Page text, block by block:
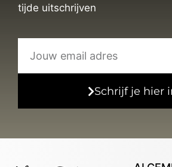
tijde uitschrijven
Schrijf je hier